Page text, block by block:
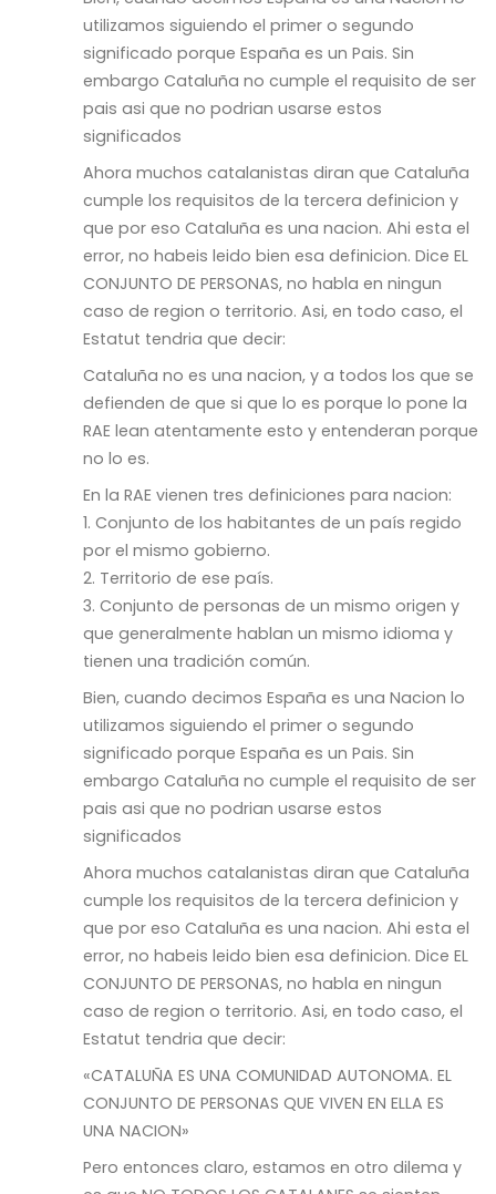
utilizamos siguiendo el primer o segundo
significado porque España es un Pais. Sin
embargo Cataluña no cumple el requisito de ser
pais asi que no podrian usarse estos
significados
Ahora muchos catalanistas diran que Cataluña
cumple los requisitos de la tercera definicion y
que por eso Cataluña es una nacion. Ahi esta el
error, no habeis leido bien esa definicion. Dice EL
CONJUNTO DE PERSONAS, no habla en ningun
caso de region o territorio. Asi, en todo caso, el
Estatut tendria que decir:
Cataluña no es una nacion, y a todos los que se
defienden de que si que lo es porque lo pone la
RAE lean atentamente esto y entenderan porque
no lo es.
En la RAE vienen tres definiciones para nacion:
1. Conjunto de los habitantes de un país regido
por el mismo gobierno.
2. Territorio de ese país.
3. Conjunto de personas de un mismo origen y
que generalmente hablan un mismo idioma y
tienen una tradición común.
Bien, cuando decimos España es una Nacion lo
utilizamos siguiendo el primer o segundo
significado porque España es un Pais. Sin
embargo Cataluña no cumple el requisito de ser
pais asi que no podrian usarse estos
significados
Ahora muchos catalanistas diran que Cataluña
cumple los requisitos de la tercera definicion y
que por eso Cataluña es una nacion. Ahi esta el
error, no habeis leido bien esa definicion. Dice EL
CONJUNTO DE PERSONAS, no habla en ningun
caso de region o territorio. Asi, en todo caso, el
Estatut tendria que decir:
«CATALUÑA ES UNA COMUNIDAD AUTONOMA. EL
CONJUNTO DE PERSONAS QUE VIVEN EN ELLA ES
UNA NACION»
Pero entonces claro, estamos en otro dilema y